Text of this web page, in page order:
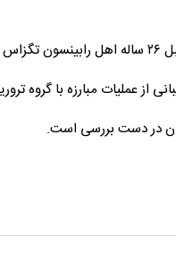
در دست بررسی است.